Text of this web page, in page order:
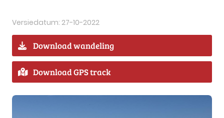
Versiedatum: 27-10-2022
Download wandeling
Download GPS track